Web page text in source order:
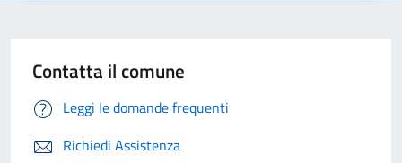
Contatta il comune
Leggi le domande frequenti
Richiedi Assistenza